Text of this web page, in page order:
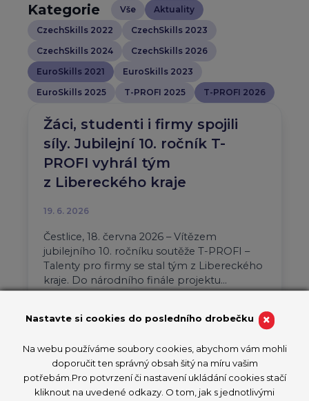
Kategorie Vše
Aktuality
CzechSkills 2022
CzechSkills 2023
CzechSkills 2024
CzechSkills 2026
EuroSkills 2021
EuroSkills 2023
EuroSkills 2025
T-PROFI 2025 T-PROFI 2026
Žáci, studenti i firmy spojili
síly. Jubilejní 10. ročník T-
PROFI vyhrál tým
z Libereckého kraje
19. 6. 2026
Čestlice, 18. června 2026 – Vítězem
jubilejního 10. ročníku soutěže T-PROFI –
Talenty pro firmy se stal tým z Libereckého
kraje. Do národního finále projektu…
×
Nastavte si cookies do posledního drobečku
Na webu používáme soubory cookies, abychom vám mohli
doporučit ten správný obsah šitý na míru vašim
potřebám.Pro potvrzení či nastavení ukládání cookies stačí
kliknout na uvedené odkazy. O tom, jak s jednotlivými